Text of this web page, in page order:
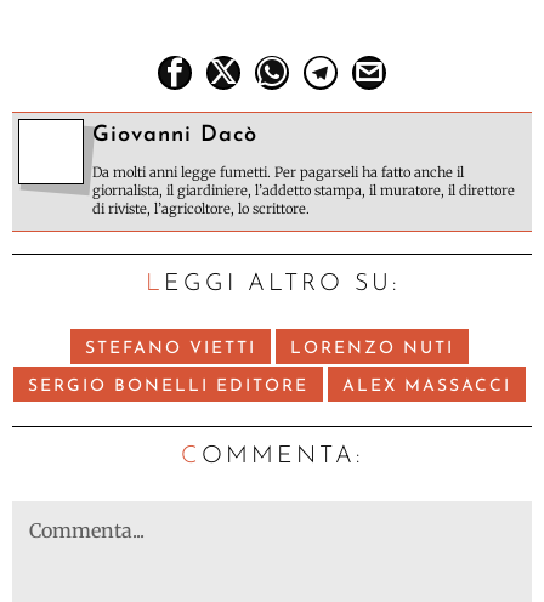
Giovanni Dacò
Da molti anni legge fumetti. Per pagarseli ha fatto anche il
giornalista, il giardiniere, l’addetto stampa, il muratore, il direttore
di riviste, l’agricoltore, lo scrittore.
LEGGI ALTRO SU:
STEFANO VIETTI LORENZO NUTI
SERGIO BONELLI EDITORE ALEX MASSACCI
C OMMENTA: